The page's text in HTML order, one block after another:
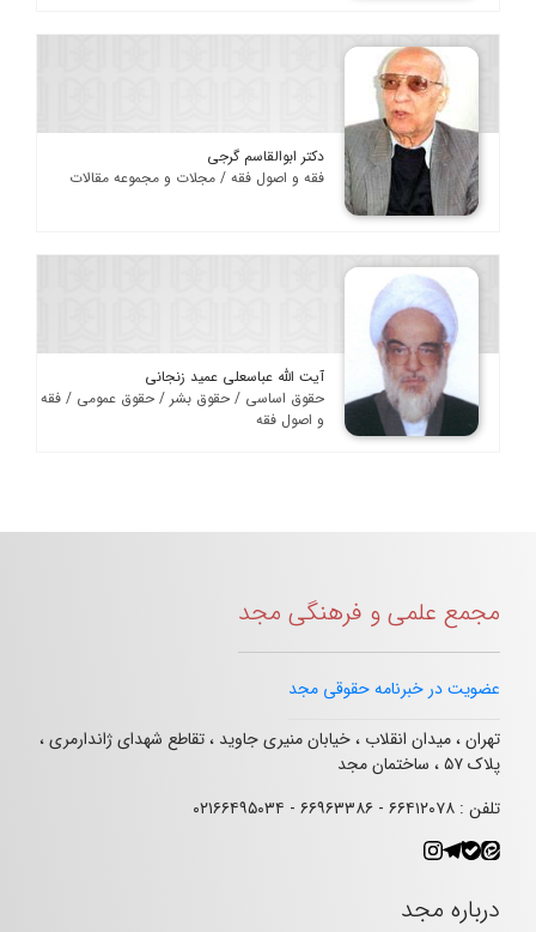
دکتر ابوالقاسم گرجی
فقه و اصول فقه / مجلات و مجموعه مقالات
آیت الله عباسعلی عمید زنجانی
حقوق اساسی / حقوق بشر / حقوق عمومی / فقه
و اصول فقه
مجمع علمی و فرهنگی مجد
عضویت در خبرنامه حقوقی مجد
تهران ، میدان انقلاب ، خیابان منیری جاوید ، تقاطع شهدای ژاندارمری ،
پلاک ۵۷ ، ساختمان مجد
تلفن : ۶۶۴۱۲۰۷۸ - ۶۶۹۶۳۳۸۶ - ۰۲۱۶۶۴۹۵۰۳۴
درباره مجد